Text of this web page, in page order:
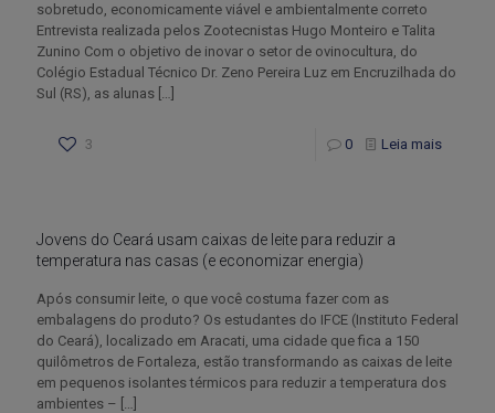
sobretudo, economicamente viável e ambientalmente correto
Entrevista realizada pelos Zootecnistas Hugo Monteiro e Talita
Zunino Com o objetivo de inovar o setor de ovinocultura, do
Colégio Estadual Técnico Dr. Zeno Pereira Luz em Encruzilhada do
Sul (RS), as alunas […]
3 0 Leia mais
Jovens do Ceará usam caixas de leite para reduzir a
temperatura nas casas (e economizar energia)
Após consumir leite, o que você costuma fazer com as
embalagens do produto? Os estudantes do IFCE (Instituto Federal
do Ceará), localizado em Aracati, uma cidade que fica a 150
quilômetros de Fortaleza, estão transformando as caixas de leite
em pequenos isolantes térmicos para reduzir a temperatura dos
ambientes – […]